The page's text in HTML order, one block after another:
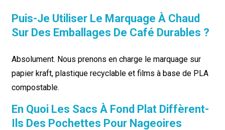
Puis-Je Utiliser Le Marquage À Chaud
Sur Des Emballages De Café Durables ?
Absolument. Nous prenons en charge le marquage sur
papier kraft, plastique recyclable et films à base de PLA
compostable.
En Quoi Les Sacs À Fond Plat Diffèrent-
Ils Des Pochettes Pour Nageoires